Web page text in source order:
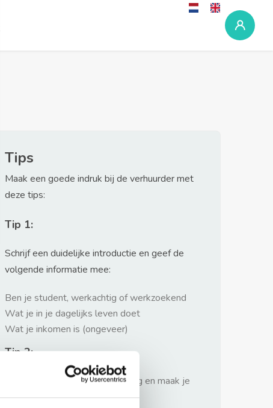
Tips
Maak een goede indruk bij de verhuurder met
deze tips:
Tip 1:
Schrijf een duidelijke introductie en geef de
volgende informatie mee:
Ben je student, werkachtig of werkzoekend
Wat je in je dagelijks leven doet
Wat je inkomen is (ongeveer)
Tip 2:
Wees beleefd, niet te langdradig en maak je
verhaal kort